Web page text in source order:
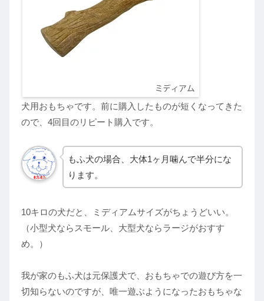
犬用おもちゃです。前に購入したものが短くなってきた
ので、4回目のリピート購入です。
もふ犬の場合、大体1ヶ月噛んで半分にな
ります。
10キロの犬だと、ミディアムサイズがちょうどいい。
（小型犬ならスモール、大型犬ならラージがおすす
め。）
我が家のもふ犬は元保護犬で、おもちゃでの遊び方を一
切知らないのですが、唯一遊ぶようになったおもちゃな